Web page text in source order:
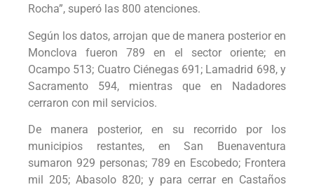
Rocha”, superó las 800 atenciones.
Según los datos, arrojan que de manera posterior en
Monclova fueron 789 en el sector oriente; en
Ocampo 513; Cuatro Ciénegas 691; Lamadrid 698, y
Sacramento 594, mientras que en Nadadores
cerraron con mil servicios.
De manera posterior, en su recorrido por los
municipios restantes, en San Buenaventura
sumaron 929 personas; 789 en Escobedo; Frontera
mil 205; Abasolo 820; y para cerrar en Castaños